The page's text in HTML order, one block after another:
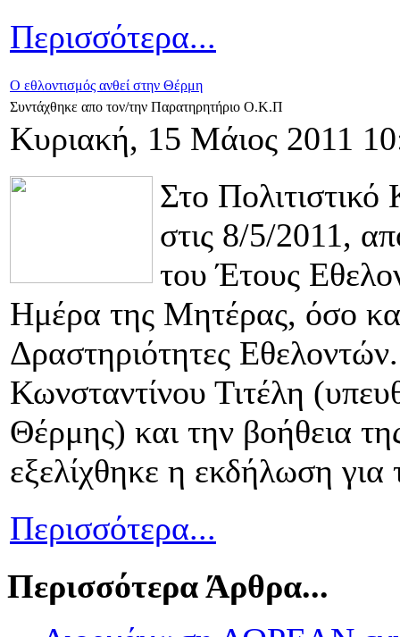
Περισσότερα...
Ο εθλοντισμός ανθεί στην Θέρμη
Συντάχθηκε απο τον/την Παρατηρητήριο Ο.Κ.Π
Κυριακή, 15 Μάιος 2011
Στο
στις 8/5/2011,
του Έτους
Ημέρα της Μητέρας, όσο
Δραστηριότητες
Κωνσταντίνου Τιτέλη
Θέρμης) και την βοήθεια
εξελίχθηκε η εκδήλωση για
Περισσότερα...
Περισσότερα Άρθρα...